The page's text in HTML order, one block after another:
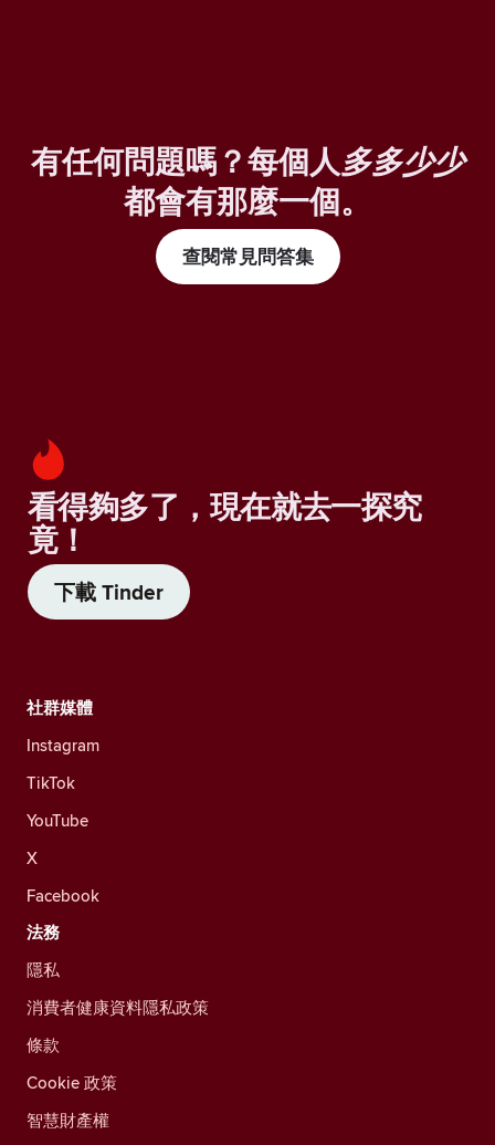
有任何問題嗎？每個人多多少少
都會有那麼一個。
查閱常見問答集
看得夠多了，現在就去一探究
竟！
下載 Tinder
社群媒體
Instagram
TikTok
YouTube
X
Facebook
法務
隱私
消費者健康資料隱私政策
條款
Cookie 政策
智慧財產權